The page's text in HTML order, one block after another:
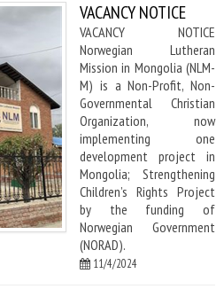
VACANCY NOTICE
VACANCY NOTICE
Norwegian Lutheran
Mission in Mongolia (NLM-
M) is a Non-Profit, Non-
Governmental Christian
Organization, now
implementing one
development project in
Mongolia; Strengthening
Children’s Rights Project
by the funding of
Norwegian Government
(NORAD).
11/4/2024